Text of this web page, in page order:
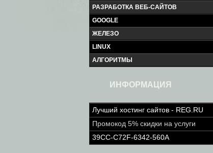
РАЗРАБОТКА ВЕБ-САЙТОВ
GOOGLE
ЖЕЛЕЗО
LINUX
АЛГОРИТМЫ
ИНФОРМАЦИЯ
Лучший хостинг сайтов - REG.RU
Промокод 5% скидки на услуги
39CC-C72F-6342-560A